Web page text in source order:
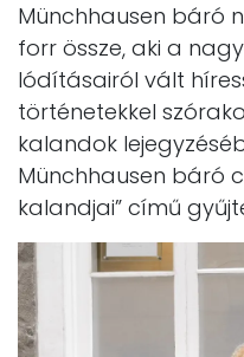
Münchhausen báró
forr össze, aki a
lódításairól vált
történetekkel
kalandok
Münchhausen báró
kalandjai” című